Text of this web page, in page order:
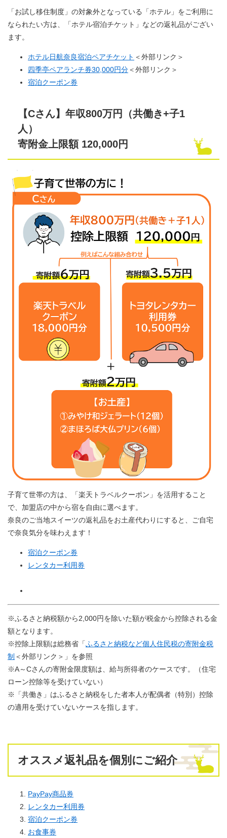
「お試し移住制度」の対象外となっている「ホテル」をご利用に
なられたい方は、「ホテル宿泊チケット」などの返礼品がござい
ます。
ホテル日航奈良宿泊ペアチケット ＜外部リンク＞
四季亭ペアランチ券30,000円分＜外部リンク＞
宿泊クーポン券
【Cさん】年収800万円（共働き+子1
人）
寄附金上限額 120,000円
子育て世帯の方は、「楽天トラベルクーポン」を活用すること
で、加盟店の中から宿を自由に選べます。
奈良のご当地スイーツの返礼品をお土産代わりにすると、ご自宅
で奈良気分を味わえます！
宿泊クーポン券
レンタカー利用券
※ふるさと納税額から2,000円を除いた額が税金から控除される金
額となります。
※控除上限額は総務省「ふるさと納税など個人住民税の寄附金税
制 ＜外部リンク＞ 」を参照
※A～Cさんの寄附金限度額は、給与所得者のケースです。（住宅
ローン控除等を受けていない）
​※「共働き」はふるさと納税をした者本人が配偶者（特別）控除
の適用を受けていないケースを指します。
オススメ返礼品を個別にご紹介
PayPay商品券
レンタカー利用券
宿泊クーポン券
お食事券